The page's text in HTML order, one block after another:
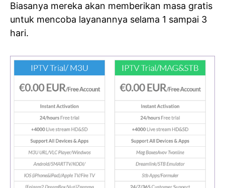
Biasanya mereka akan memberikan masa gratis
untuk mencoba layanannya selama 1 sampai 3
hari.